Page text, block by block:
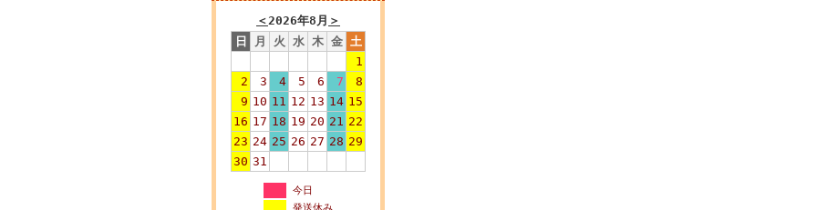
＜2026年8月 ＞
日
月 火 水 木 金 土
1
2
3 4 5 6 7
8
9 10 11 12 13 14 15
16 17 18 19 20 21 22
23 24 25 26 27 28 29
30 31
今日